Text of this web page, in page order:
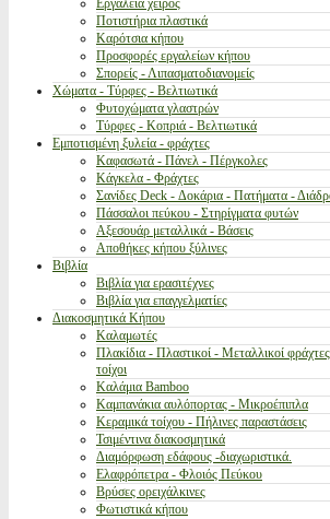
Εργαλεία χειρός
Ποτιστήρια πλαστικά
Καρότσια κήπου
Προσφορές εργαλείων κήπου
Σπορείς - Λιπασματοδιανομείς
Χώματα - Τύρφες - Βελτιωτικά
Φυτοχώματα γλαστρών
Τύρφες - Κοπριά - Βελτιωτικά
Εμποτισμένη ξυλεία - φράχτες
Καφασωτά - Πάνελ - Πέργκολες
Κάγκελα - Φράχτες
Σανίδες Deck - Δοκάρια - Πατήματα -
Πάσσαλοι πεύκου - Στηρίγματα φυτών
Αξεσουάρ μεταλλικά - Βάσεις
Αποθήκες κήπου ξύλινες
Βιβλία
Βιβλία για ερασιτέχνες
Βιβλία για επαγγελματίες
Διακοσμητικά Κήπου
Καλαμωτές
Πλακίδια - Πλαστικοί - Μεταλλικοί
τοίχοι
Καλάμια Bamboo
Καμπανάκια αυλόπορτας - Μικροέπιπλα
Κεραμικά τοίχου - Πήλινες παραστάσεις
Τσιμέντινα διακοσμητικά
Διαμόρφωση εδάφους -διαχωριστικά.
Ελαφρόπετρα - Φλοιός Πεύκου
Βρύσες ορειχάλκινες
Φωτιστικά κήπου